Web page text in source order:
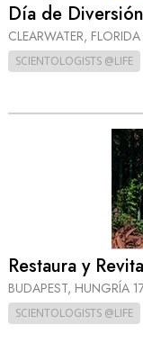
Día de
CLEARWATER, FLORIDA
SCIENTOLOGISTS @LIFE
Restaura y
BUDAPEST, HUNGRÍA
SCIENTOLOGISTS @LIFE